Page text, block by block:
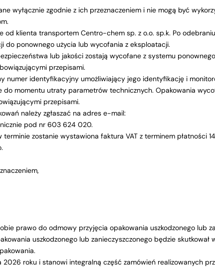
wyłącznie zgodnie z ich przeznaczeniem i nie mogą być
od klienta transportem Centro-chem sp. z o.o. sp.k. Po
do ponownego użycia lub wycofania z eksploatacji.
lub jakości zostają wycofane z systemu
przepisami.
numer identyfikacyjny umożliwiający jego identyfikację i
do momentu utraty parametrów technicznych. Opakowania
przepisami.
należy zgłaszać na adres e-mail:
pod nr 603 624 020.
zostanie wystawiona faktura VAT z terminem płatności
prawo do odmowy przyjęcia opakowania uszkodzonego lub
uszkodzonego lub zanieczyszczonego będzie
2026 roku i stanowi integralną część zamówień realizowanych